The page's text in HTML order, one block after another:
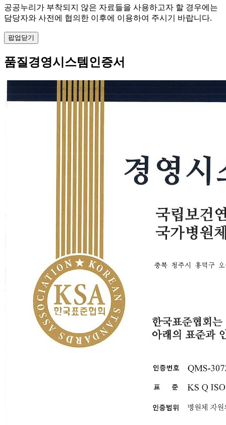
공공누리가 부착되지 않은 자료들을 사용하고자 할 경우에는
담당자와 사전에 협의한 이후에 이용하여 주시기 바랍니다.
팝업닫기
품질경영시스템인증서